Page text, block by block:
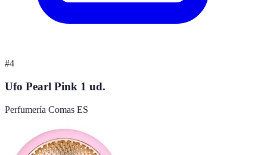
#4
Ufo Pearl Pink 1 ud.
Perfumería Comas ES